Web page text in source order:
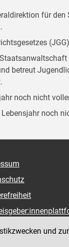
für
betreut
noch nicht
noch
und